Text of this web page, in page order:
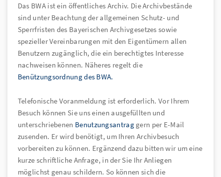
Das BWA ist ein öffentliches Archiv. Die Archivbestände
sind unter Beachtung der allgemeinen Schutz- und
Sperrfristen des Bayerischen Archivgesetzes sowie
spezieller Vereinbarungen mit den Eigentümern allen
Benutzern zugänglich, die ein berechtigtes Interesse
nachweisen können. Näheres regelt die
Benützungsordnung des BWA.
Telefonische Voranmeldung ist erforderlich. Vor Ihrem
Besuch können Sie uns einen ausgefüllten und
unterschriebenen Benutzungsantrag gern per E-Mail
zusenden. Er wird benötigt, um Ihren Archivbesuch
vorbereiten zu können. Ergänzend dazu bitten wir um eine
kurze schriftliche Anfrage, in der Sie Ihr Anliegen
möglichst genau schildern. So können sich die